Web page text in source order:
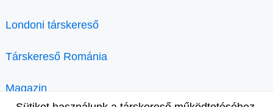
Londoni társkereső
Társkereső Románia
Magazin